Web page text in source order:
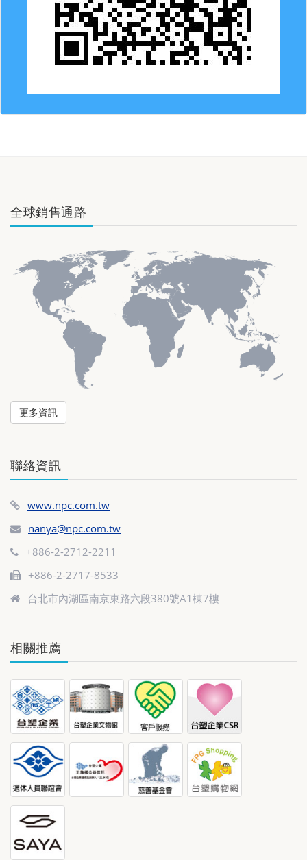
全球銷售通路
更多資訊
聯絡資訊
www.npc.com.tw
nanya@npc.com.tw
+886-2-2712-2211
+886-2-2717-8533
台北市內湖區南京東路六段380號A1棟7樓
相關推薦